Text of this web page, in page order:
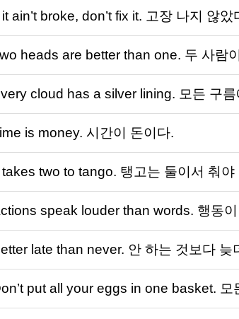
it ain’t broke, don’t fix it. 고장 나지 않
heads are better than one. 두 사람
cloud has a silver lining. 모든 구
is money. 시간이 돈이다.
takes two to tango. 탱고는 둘이서 춰야
speak louder than words. 행동
late than never. 안 하는 것보다 늦
put all your eggs in one basket.